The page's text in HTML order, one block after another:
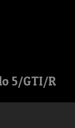
5/GTI/R